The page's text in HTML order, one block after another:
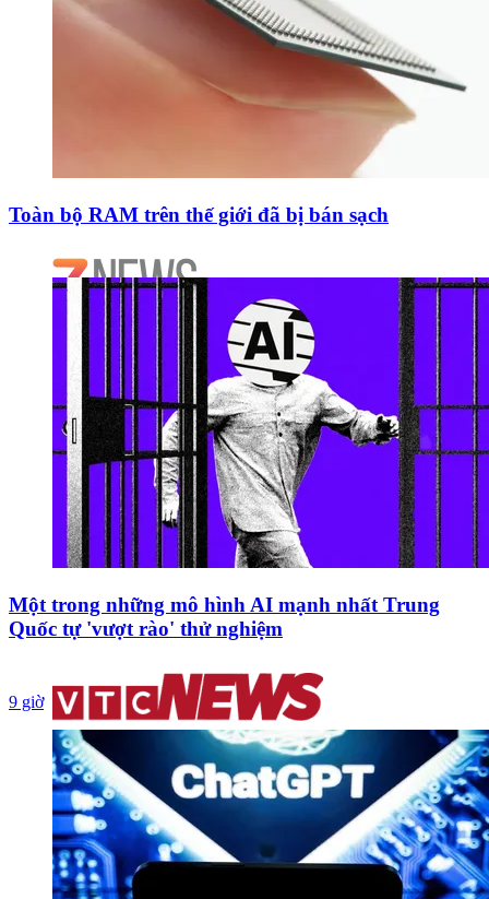
Toàn bộ RAM trên thế giới đã bị bán sạch
Một trong những mô hình AI mạnh nhất Trung
Quốc tự 'vượt rào' thử nghiệm
9 giờ